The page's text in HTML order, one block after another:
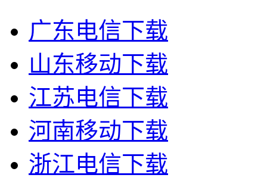
广东电信下载
山东移动下载
江苏电信下载
河南移动下载
浙江电信下载